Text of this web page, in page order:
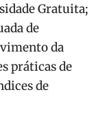
Gratuita;
de
da
práticas de
de